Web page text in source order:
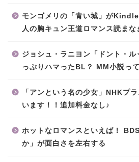
モンゴメリの「青い城」が
人の胸キュン王道ロマンス読まな
ジョシュ・ラニヨン「ドント・
っぷりハマったBL？ MM小説っ
「アンという名の少女」NHKプ
います！！追加料金なし♪
ホットなロマンスといえば！
か」が面白さを左右する